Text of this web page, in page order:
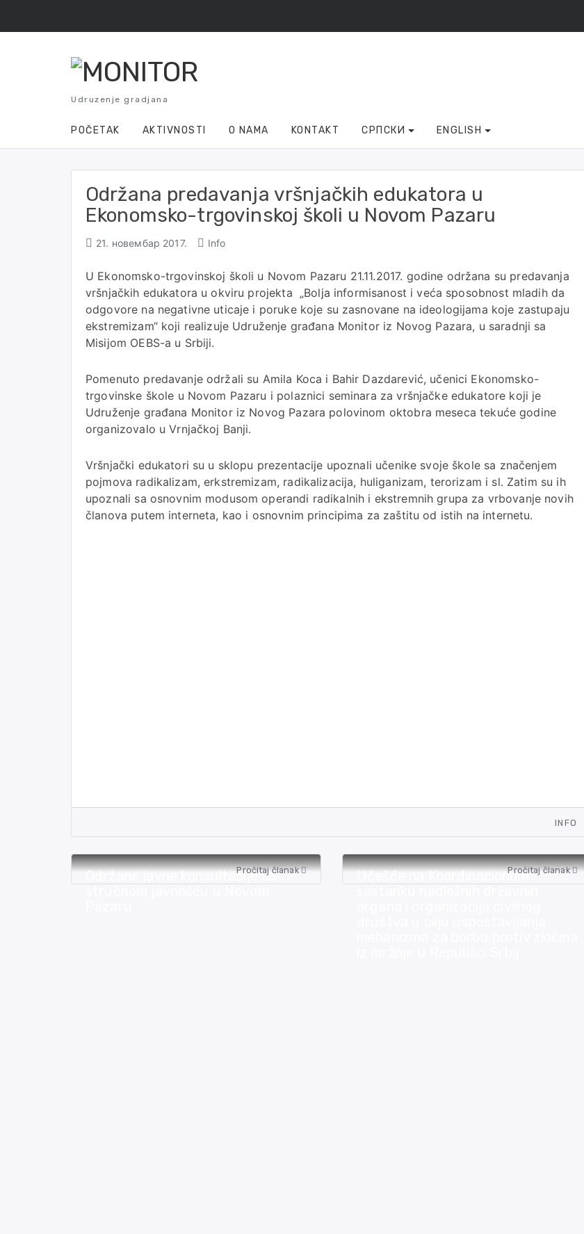
to
content
Udruzenje gradjana
POČETAK AKTIVNOSTI O NAMA KONTAKT СРПСКИ ENGLISH
Održana predavanja vršnjačkih edukatora u
Ekonomsko-trgovinskoj školi u Novom Pazaru
21. новембар 2017. Info
U Ekonomsko-trgovinskoj školi u Novom Pazaru 21.11.2017. godine održana su predavanja
vršnjačkih edukatora u okviru projekta „Bolja informisanost i veća sposobnost mladih da
odgovore na negativne uticaje i poruke koje su zasnovane na ideologijama koje zastupaju
ekstremizam“ koji realizuje Udruženje građana Monitor iz Novog Pazara, u saradnji sa
Misijom OEBS-a u Srbiji.
Pomenuto predavanje održali su Amila Koca i Bahir Dazdarević, učenici Ekonomsko-
trgovinske škole u Novom Pazaru i polaznici seminara za vršnjačke edukatore koji je
Udruženje građana Monitor iz Novog Pazara polovinom oktobra meseca tekuće godine
organizovalo u Vrnjačkoj Banji.
Vršnjački edukatori su u sklopu prezentacije upoznali učenike svoje škole sa značenjem
pojmova radikalizam, erkstremizam, radikalizacija, huliganizam, terorizam i sl. Zatim su ih
upoznali sa osnovnim modusom operandi radikalnih i ekstremnih grupa za vrbovanje novih
članova putem interneta, kao i osnovnim principima za zaštitu od istih na internetu.
INFO
Održane javne konsultacije sa
Pročitaj članak
Učešće na KoordinacionomPročitaj članak